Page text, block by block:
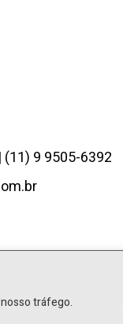
tráfego.
9 9505-6392